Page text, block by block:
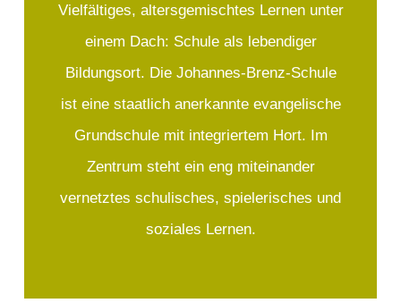
Vielfältiges, altersgemischtes Lernen unter
einem Dach: Schule als lebendiger
Bildungsort. Die Johannes-Brenz-Schule
ist eine staatlich anerkannte evangelische
Grundschule mit integriertem Hort. Im
Zentrum steht ein eng miteinander
vernetztes schulisches, spielerisches und
soziales Lernen.